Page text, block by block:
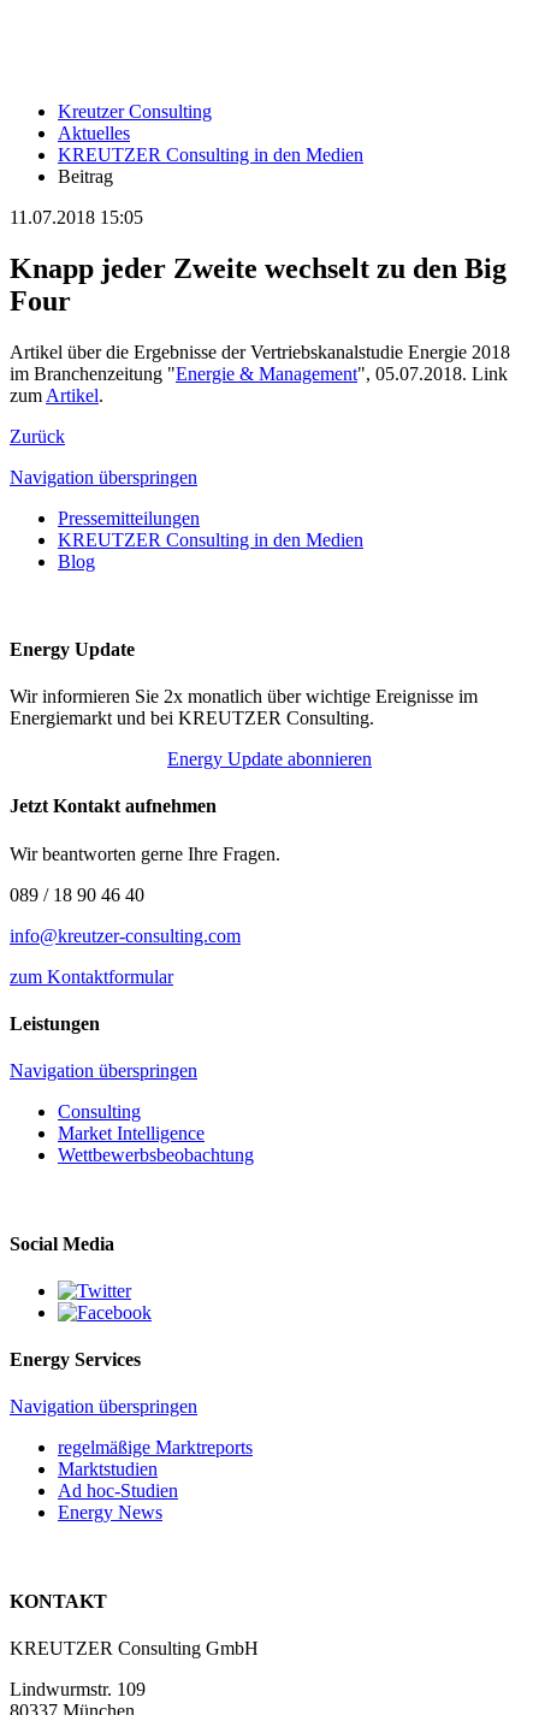
Kreutzer Consulting
Aktuelles
KREUTZER Consulting in den Medien
Beitrag
11.07.2018 15:05
Knapp jeder Zweite wechselt zu den Big
Four
Artikel über die Ergebnisse der Vertriebskanalstudie Energie 2018
im Branchenzeitung "Energie & Management", 05.07.2018. Link
zum Artikel.
Zurück
Navigation überspringen
Pressemitteilungen
KREUTZER Consulting in den Medien
Blog
Energy Update
Wir informieren Sie 2x monatlich über wichtige Ereignisse im
Energiemarkt und bei KREUTZER Consulting.
Energy Update abonnieren
Jetzt Kontakt aufnehmen
Wir beantworten gerne Ihre Fragen.
089 / 18 90 46 40
info@kreutzer-consulting.com
zum Kontaktformular
Leistungen
Navigation überspringen
Consulting
Market Intelligence
Wettbewerbs­beobachtung
Social Media
Energy Services
Navigation überspringen
regelmäßige Marktreports
Marktstudien
Ad hoc-Studien
Energy News
KONTAKT
KREUTZER Consulting GmbH
Lindwurmstr. 109
80337 München